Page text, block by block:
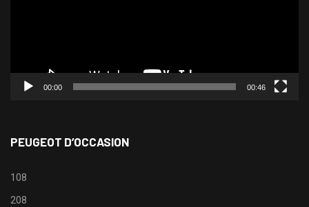
00:00 00:46
PEUGEOT D’OCCASION
108
208